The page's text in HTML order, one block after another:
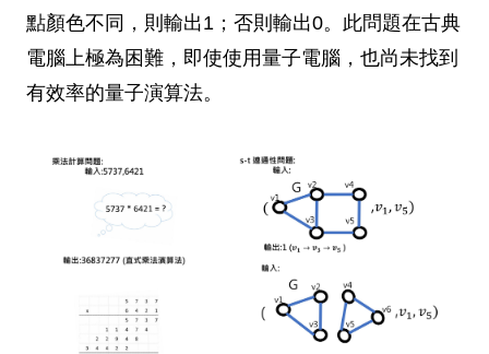
點顏色不同，則輸出1；否則輸出0。此問題在古典
電腦上極為困難，即使使用量子電腦，也尚未找到
有效率的量子演算法。